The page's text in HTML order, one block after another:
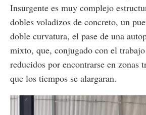
Insurgente es muy complejo
dobles voladizos de concreto, un
doble curvatura, el pase de una
mixto, que, conjugado con el
reducidos por encontrarse en zonas
que los tiempos se alargaran.